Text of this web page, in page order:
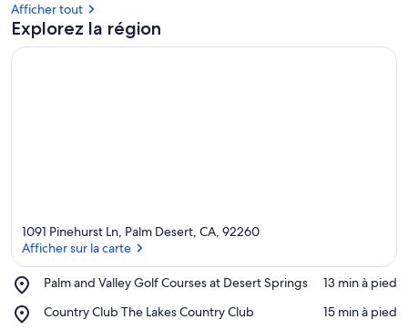
Afficher tout
Explorez la région
1091 Pinehurst Ln, Palm Desert, CA, 92260
Afficher sur la carte
Palm and Valley Golf Courses at Desert Springs
Place,
and
‪13 min à pied‬
Country Club The Lakes Country Club
Place,
‪15 min à pied‬